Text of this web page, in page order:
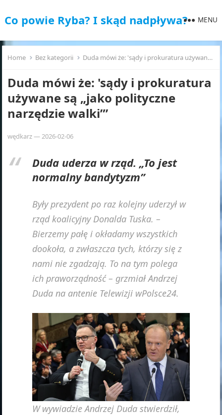
Co powie Ryba? I skąd nadpływa? MENU
Home Bez kategorii Duda mówi że: 'sądy i prokuratura używane są „jako polityczne narzędzie walki”’
Duda mówi że: 'sądy i prokuratura
używane są „jako polityczne
narzędzie walki”’
wędkarz—2026-02-06
Duda uderza w rząd. „To jest
normalny bandytyzm”
Były prezydent po raz kolejny uderzył w
rząd koalicyjny Donalda Tuska. –
Bierzemy pałę i okładamy wszystkich
dookoła, a zwłaszcza tych, którzy się z
nami nie zgadzają. To na tym polega
ich praworządność – grzmiał Andrzej
Duda na antenie Telewizji wPolsce24.
W wywiadzie Andrzej Duda stwierdził,